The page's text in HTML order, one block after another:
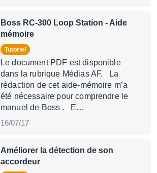
Boss RC-300 Loop Station - Aide
mémoire
Tutoriel
Le document PDF est disponible
dans la rubrique Médias AF. La
rédaction de cet aide-mémoire m’a
été nécessaire pour comprendre le
manuel de Boss . E…
16/07/17
Améliorer la détection de son
accordeur